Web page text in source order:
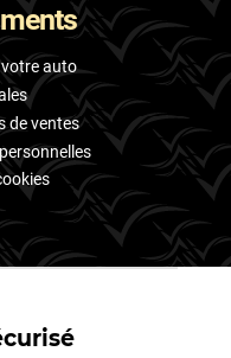
auto
de ventes